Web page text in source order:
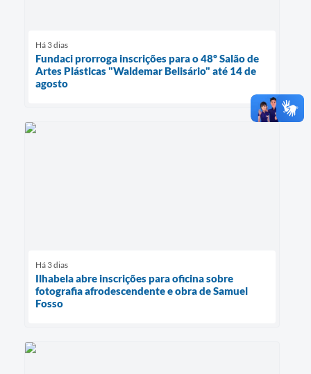
Há 3 dias
Fundaci prorroga inscrições para o 48º Salão de
Artes Plásticas "Waldemar Belisário" até 14 de
agosto
Há 3 dias
Ilhabela abre inscrições para oficina sobre
fotografia afrodescendente e obra de Samuel
Fosso